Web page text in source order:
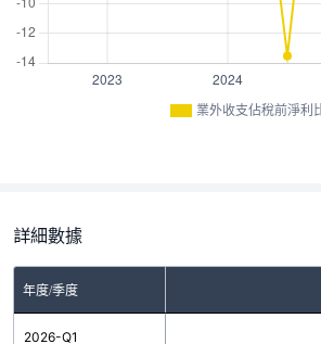
業外收支佔稅前淨利
詳細數據
年度/季度
2026-Q1